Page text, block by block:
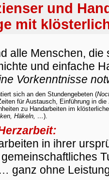
und
mit
alle Menschen, die
und einfache
Vorkenntnisse
sich an den Stundengebeten (
für Austausch, Einführung in
zu Handarbeiten im
Häkeln, …).
in ihrer
ganz ohne